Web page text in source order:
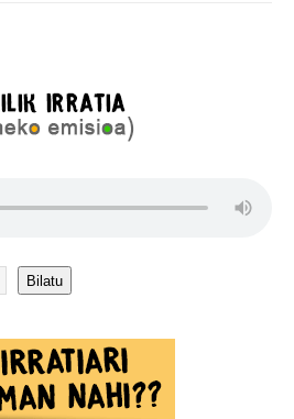
Bilatu